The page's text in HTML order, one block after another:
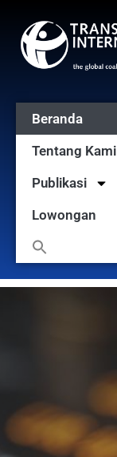
Beranda
Tentang Kami
Publikasi
Lowongan